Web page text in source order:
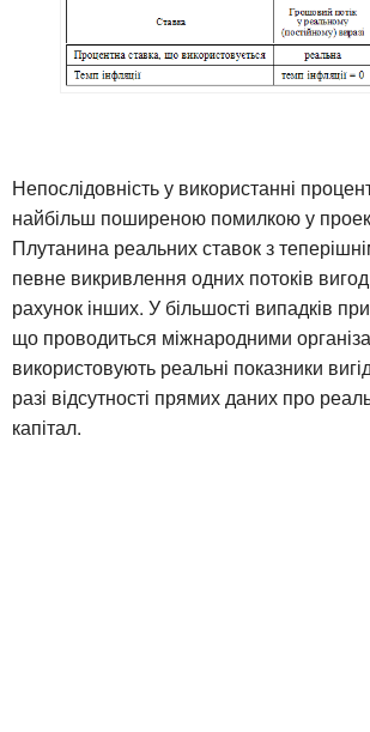
Непослідовність у використанні
найбільш поширеною помилкою у
Плутанина реальних ставок з
певне викривлення одних потоків вигод
рахунок інших. У більшості випадків при
що проводиться міжнародними
використовують реальні показники
разі відсутності прямих даних про
капітал.